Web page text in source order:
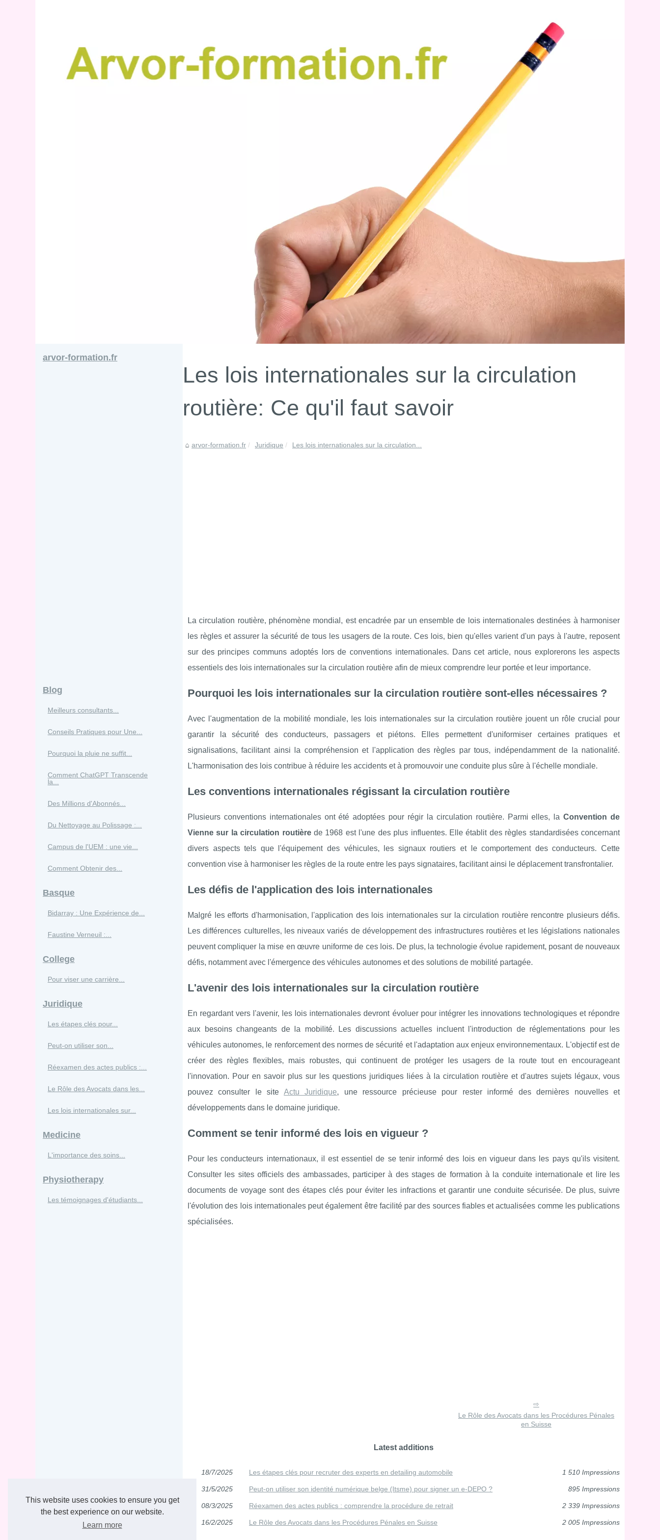
This website uses cookies to ensure you get
the best experience on our website.
Learn more
Les lois internationales sur la circulation
routière: Ce qu'il faut savoir
arvor-formation.fr Juridique Les lois internationales sur la circulation...
La circulation routière, phénomène mondial, est encadrée par un ensemble de lois internationales destinées à harmoniser
les règles et assurer la sécurité de tous les usagers de la route. Ces lois, bien qu'elles varient d'un pays à l'autre, reposent
sur des principes communs adoptés lors de conventions internationales. Dans cet article, nous explorerons les aspects
essentiels des lois internationales sur la circulation routière afin de mieux comprendre leur portée et leur importance.
Pourquoi les lois internationales sur la circulation routière sont-elles nécessaires ?
Avec l'augmentation de la mobilité mondiale, les lois internationales sur la circulation routière jouent un rôle crucial pour
garantir la sécurité des conducteurs, passagers et piétons. Elles permettent d'uniformiser certaines pratiques et
signalisations, facilitant ainsi la compréhension et l'application des règles par tous, indépendamment de la nationalité.
L'harmonisation des lois contribue à réduire les accidents et à promouvoir une conduite plus sûre à l'échelle mondiale.
Les conventions internationales régissant la circulation routière
Plusieurs conventions internationales ont été adoptées pour régir la circulation routière. Parmi elles, laConvention de
Vienne sur la circulation routièrede 1968 est l'une des plus influentes. Elle établit des règles standardisées concernant
divers aspects tels que l'équipement des véhicules, les signaux routiers et le comportement des conducteurs. Cette
convention vise à harmoniser les règles de la route entre les pays signataires, facilitant ainsi le déplacement transfrontalier.
Les défis de l'application des lois internationales
Malgré les efforts d'harmonisation, l'application des lois internationales sur la circulation routière rencontre plusieurs défis.
Les différences culturelles, les niveaux variés de développement des infrastructures routières et les législations nationales
peuvent compliquer la mise en œuvre uniforme de ces lois. De plus, la technologie évolue rapidement, posant de nouveaux
défis, notamment avec l'émergence des véhicules autonomes et des solutions de mobilité partagée.
L'avenir des lois internationales sur la circulation routière
En regardant vers l'avenir, les lois internationales devront évoluer pour intégrer les innovations technologiques et répondre
aux besoins changeants de la mobilité. Les discussions actuelles incluent l'introduction de réglementations pour les
véhicules autonomes, le renforcement des normes de sécurité et l'adaptation aux enjeux environnementaux. L'objectif est de
créer des règles flexibles, mais robustes, qui continuent de protéger les usagers de la route tout en encourageant
l'innovation. Pour en savoir plus sur les questions juridiques liées à la circulation routière et d'autres sujets légaux, vous
pouvez consulter le site Actu Juridique, une ressource précieuse pour rester informé des dernières nouvelles et
développements dans le domaine juridique.
Comment se tenir informé des lois en vigueur ?
Pour les conducteurs internationaux, il est essentiel de se tenir informé des lois en vigueur dans les pays qu'ils visitent.
Consulter les sites officiels des ambassades, participer à des stages de formation à la conduite internationale et lire les
documents de voyage sont des étapes clés pour éviter les infractions et garantir une conduite sécurisée. De plus, suivre
l'évolution des lois internationales peut également être facilité par des sources fiables et actualisées comme les publications
spécialisées.
Le Rôle des Avocats dans les Procédures Pénales
en Suisse
Latest additions
18/7/2025 Les étapes clés pour recruter des experts en detailing automobile 1 510 Impressions
31/5/2025 Peut-on utiliser son identité numérique belge (Itsme) pour signer un e-DEPO ? 895 Impressions
08/3/2025 Réexamen des actes publics : comprendre la procédure de retrait 2 339 Impressions
16/2/2025 Le Rôle des Avocats dans les Procédures Pénales en Suisse 2 005 Impressions
arvor-formation.fr
Blog
Meilleurs consultants...
Conseils Pratiques pour Une...
Pourquoi la pluie ne suffit...
Comment ChatGPT Transcende
la...
Des Millions d'Abonnés...
Du Nettoyage au Polissage :...
Campus de l'UEM : une vie...
Comment Obtenir des...
Basque
Bidarray : Une Expérience de...
Faustine Verneuil :...
College
Pour viser une carrière...
Juridique
Les étapes clés pour...
Peut-on utiliser son...
Réexamen des actes publics :...
Le Rôle des Avocats dans les...
Les lois internationales sur...
Medicine
L'importance des soins...
Physiotherapy
Les témoignages d'étudiants...